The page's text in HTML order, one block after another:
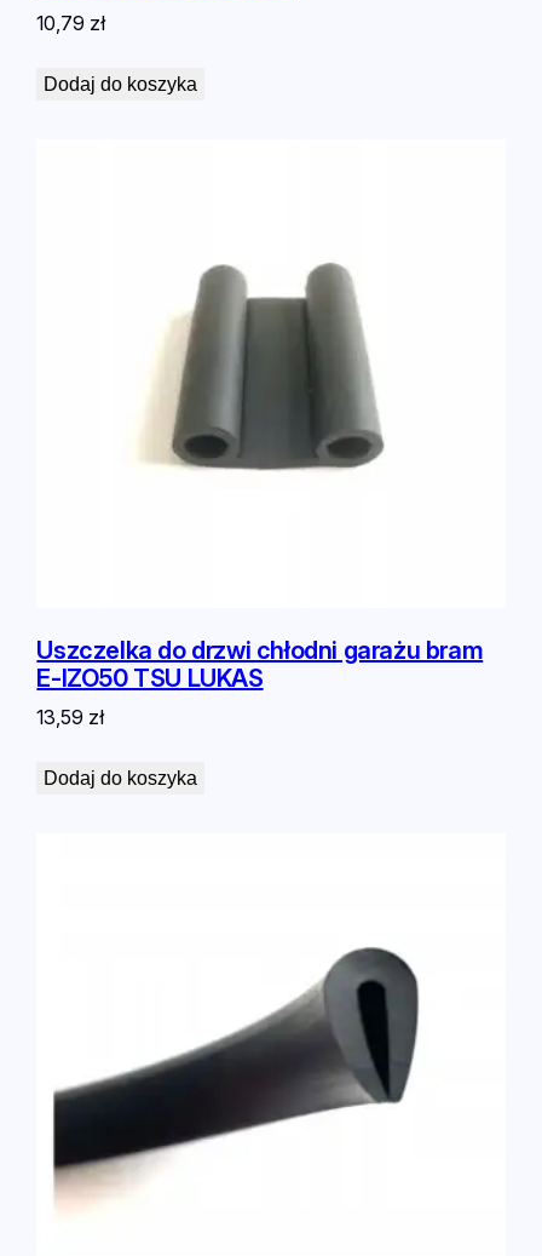
10,79 zł
Dodaj do koszyka
Uszczelka do drzwi chłodni garażu bram
E-IZO50 TSU LUKAS
13,59 zł
Dodaj do koszyka